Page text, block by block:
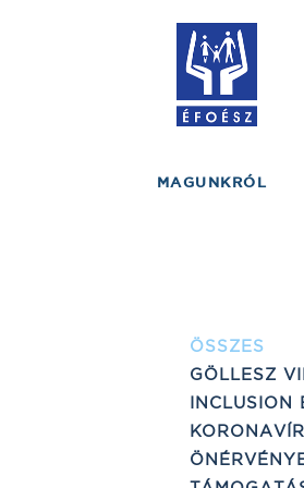
MAGUNKRÓL
ÖSSZES
GÖLLESZ
INCLUSION